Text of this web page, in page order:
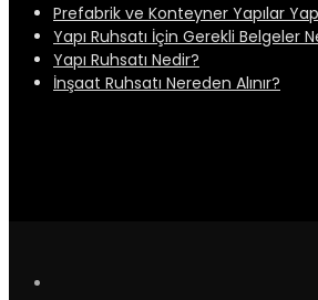
Prefabrik ve Konteyner Yapılar
Yapı Ruhsatı İçin Gerekli Belgeler
Yapı Ruhsatı Nedir?
İnşaat Ruhsatı Nereden Alınır?